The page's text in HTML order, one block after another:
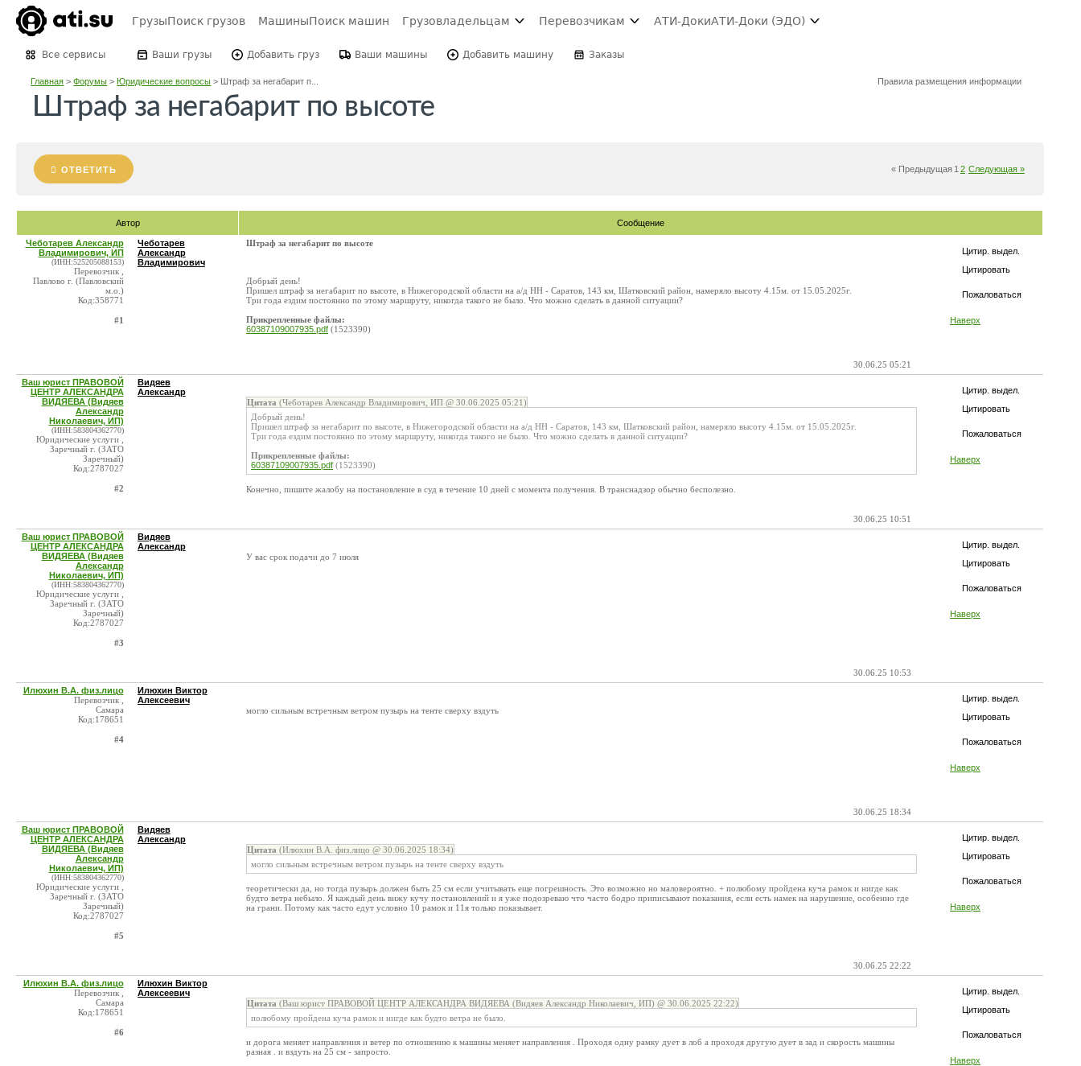
ГрузыПоиск грузов МашиныПоиск машин Грузовладельцам Перевозчикам АТИ-ДокиАТИ-Доки (ЭДО)
Все сервисы Ваши грузы Добавить груз Ваши машины Добавить машину Заказы
Главная >Форумы >Юридические вопросы > Штраф за негабарит п... Правила размещения информации
Штраф за негабарит по высоте
ОТВЕТИТЬ « Предыдущая 1 2 Следующая »
Автор Сообщение
Цитир. выдел.
Цитировать
Пожаловаться
Наверх
Чеботарев Александр
Владимирович, ИП
(ИНН:525205088153)
Перевозчик ,
Павлово г. (Павловский
м.о.)
Код:358771
#1
Чеботарев
Александр
Владимирович
Штраф за негабарит по высоте
Добрый день!
Пришел штраф за негабарит по высоте, в Нижегородской области на а/д НН - Саратов, 143 км, Шатковский район, намеряло высоту 4.15м. от 15.05.2025г.
Три года ездим постоянно по этому маршруту, никогда такого не было. Что можно сделать в данной ситуации?
Прикрепленные файлы:
60387109007935.pdf (1523390)
30.06.25 05:21
Цитир. выдел.
Цитировать
Пожаловаться
Наверх
Ваш юрист ПРАВОВОЙ
ЦЕНТР АЛЕКСАНДРА
ВИДЯЕВА (Видяев
Александр
Николаевич, ИП)
(ИНН:583804362770)
Юридические услуги ,
Заречный г. (ЗАТО
Заречный)
Код:2787027
#2
Видяев
Александр
Цитата (Чеботарев Александр Владимирович, ИП @ 30.06.2025 05:21)
Добрый день!
Пришел штраф за негабарит по высоте, в Нижегородской области на а/д НН - Саратов, 143 км, Шатковский район, намеряло высоту 4.15м. от 15.05.2025г.
Три года ездим постоянно по этому маршруту, никогда такого не было. Что можно сделать в данной ситуации?
Прикрепленные файлы:
60387109007935.pdf (1523390)
Конечно, пишите жалобу на постановление в суд в течение 10 дней с момента получения. В транснадзор обычно бесполезно.
30.06.25 10:51
Цитир. выдел.
Цитировать
Пожаловаться
Наверх
Ваш юрист ПРАВОВОЙ
ЦЕНТР АЛЕКСАНДРА
ВИДЯЕВА (Видяев
Александр
Николаевич, ИП)
(ИНН:583804362770)
Юридические услуги ,
Заречный г. (ЗАТО
Заречный)
Код:2787027
#3
Видяев
Александр
У вас срок подачи до 7 июля
30.06.25 10:53
Цитир. выдел.
Цитировать
Пожаловаться
Наверх
Илюхин В.А. физ.лицо
Перевозчик ,
Самара
Код:178651
#4
Илюхин Виктор
Алексеевич
могло сильным встречным ветром пузырь на тенте сверху вздуть
30.06.25 18:34
Цитир. выдел.
Цитировать
Пожаловаться
Наверх
Ваш юрист ПРАВОВОЙ
ЦЕНТР АЛЕКСАНДРА
ВИДЯЕВА (Видяев
Александр
Николаевич, ИП)
(ИНН:583804362770)
Юридические услуги ,
Заречный г. (ЗАТО
Заречный)
Код:2787027
#5
Видяев
Александр
Цитата (Илюхин В.А. физ.лицо @ 30.06.2025 18:34)
могло сильным встречным ветром пузырь на тенте сверху вздуть
теоретически да, но тогда пузырь должен быть 25 см если учитывать еще погрешность. Это возможно но маловероятно. + полюбому пройдена куча рамок и нигде как
будто ветра небыло. Я каждый день вижу кучу постановлений и я уже подозреваю что часто бодро приписывают показания, если есть намек на нарушение, особенно где
на грани. Потому как часто едут условно 10 рамок и 11я только показывает.
30.06.25 22:22
Цитир. выдел.
Цитировать
Пожаловаться
Наверх
Илюхин В.А. физ.лицо
Перевозчик ,
Самара
Код:178651
#6
Илюхин Виктор
Алексеевич
Цитата (Ваш юрист ПРАВОВОЙ ЦЕНТР АЛЕКСАНДРА ВИДЯЕВА (Видяев Александр Николаевич, ИП) @ 30.06.2025 22:22)
полюбому пройдена куча рамок и нигде как будто ветра не было.
и дорога меняет направления и ветер по отношению к машины меняет направления . Проходя одну рамку дует в лоб а проходя другую дует в зад и скорость машины
разная . и вздуть на 25 см - запросто.